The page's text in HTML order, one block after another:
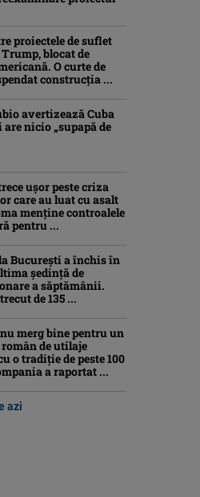
proiectele de suflet
blocat de
O curte de
construcția ...
avertizează Cuba
are nicio „supapă de
ușor peste criza
care au luat cu asalt
menține controalele
pentru ...
București a închis în
ședință de
a săptămânii.
de 135 ...
merg bine pentru un
de utilaje
o tradiție de peste 100
a raportat ...
azi